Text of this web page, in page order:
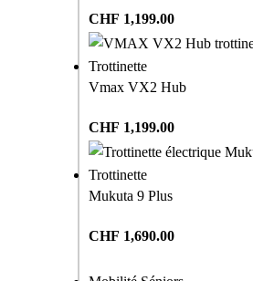
CHF 1,199.00
Trottinette
Vmax VX2 Hub
CHF 1,199.00
Trottinette
Mukuta 9 Plus
CHF 1,690.00